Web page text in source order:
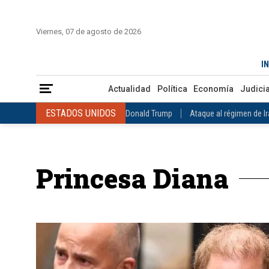
Viernes, 07 de agosto de 2026
Actualidad Política Economía Judicial
ESTADOS UNIDOS Donald Trump Ataque al régimen de
VENEZUELA Juicio contra Maduro Terremoto en
ESTADOS UNIDOS
INTERNACIONAL Raúl Castro José Luis Rodríguez Zapatero
COLOMBIA Elecciones Presidenciales en Colombia Gustavo
Princesa Diana